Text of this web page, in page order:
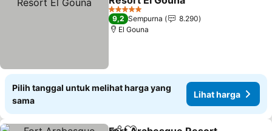
5 Bintang
9,2 Sempurna
8.290
El Gouna
Pilih tanggal untuk melihat harga yang
sama
Lihat harga